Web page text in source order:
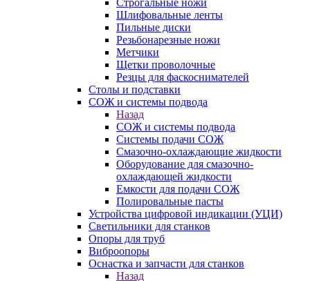
Строгальные ножи
Шлифовальные ленты
Пильные диски
Резьбонарезные ножи
Метчики
Щетки проволочные
Резцы для фаскоснимателей
Столы и подставки
СОЖ и системы подвода
Назад
СОЖ и системы подвода
Системы подачи СОЖ
Смазочно-охлаждающие жидкости
Оборудование для смазочно-
охлаждающей жидкости
Емкости для подачи СОЖ
Полировальные пасты
Устройства цифровой индикации (УЦИ)
Светильники для станков
Опоры для труб
Виброопоры
Оснастка и запчасти для станков
Назад